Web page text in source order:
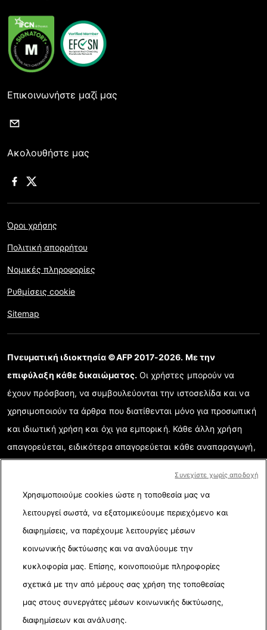
Επικοινωνήστε μαζί μας
Ακολουθήστε μας
Όροι χρήσης
Πολιτική απορρήτου
Νομικές πληροφορίες
Ρυθμίσεις cookie
Sitemap
Πνευματική ιδιοκτησία ©AFP 2017-2026. Με την
επιφύλαξη κάθε δικαιώματος.Οι χρήστες μπορούν να
έχουν πρόσβαση, να συμβουλεύονται την ιστοσελίδα και να
χρησιμοποιούν τα άρθρα που διατίθενται μόνο για προσωπική
και ιδιωτική χρήση και όχι για εμπορική. Κάθε άλλη χρήση
απαγορεύεται, ειδικότερα απαγορεύεται κάθε αναπαραγωγή,
περιεχομένου της ιστοσελίδας για κάθε άλλο σκοπό ή/και με
κάθε άλλο τρόπο χωρίς την ειδική υπογραμμένη συμφωνία
σχετικής άδειας με το AFP. Όταν χρειάζεται και για την ορθή
κατανόηση της επαληθευμένης πληροφορίας, τα στοιχεία που
αναλύονται παρουσιάζονται σε ηλεκτρονικούς συνδέσμους
(link). Το AFP δεν έχει σχετική άδεια από τους δημιουργούς
τους ή πνευματικά δικαιώματα για το περιεχόμενο που
ανήκει σε τρίτους και δεν φέρει καμία ευθύνη για αυτούς
τους συνδέσμους (links). Το AFP και το λογότυπο του είναι
Χρησιμοποιούμε cookies ώστε η τοποθεσία μας να
λειτουργεί σωστά, να εξατομικεύουμε περιεχόμενο και
διαφημίσεις, να παρέχουμε λειτουργίες μέσων
κοινωνικής δικτύωσης και να αναλύουμε την
κυκλοφορία μας. Επίσης, κοινοποιούμε πληροφορίες
σχετικά με την από μέρους σας χρήση της τοποθεσίας
μας στους συνεργάτες μέσων κοινωνικής δικτύωσης,
διαφημίσεων και ανάλυσης.
Συνεχίστε χωρίς αποδοχή